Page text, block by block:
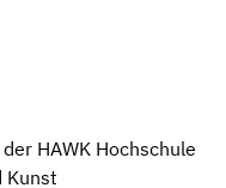
HAWK Hochschule
Kunst